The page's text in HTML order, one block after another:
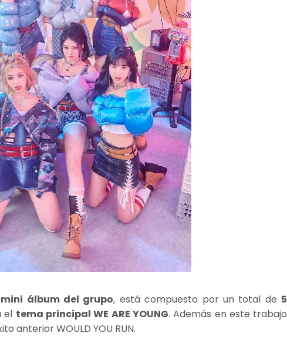
mini álbum del grupo, está compuesto por un total de 5
el tema principal WE ARE YOUNG. Además en este trabajo
anterior WOULD YOU RUN.